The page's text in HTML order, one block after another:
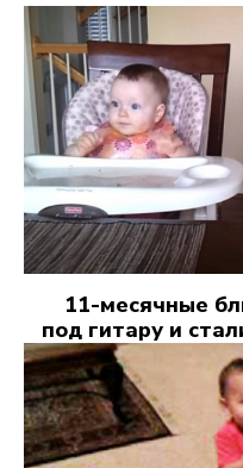
11-месячные
под гитару и